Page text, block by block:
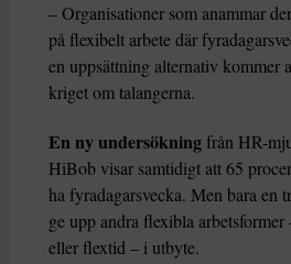
– Organisationer som anammar
på flexibelt arbete där
en uppsättning alternativ kommer
kriget om talangerna.
En ny undersökningfrån HR-
HiBob visar samtidigt att 65
ha fyradagarsvecka. Men bara en
ge upp andra flexibla
eller flextid – i utbyte.